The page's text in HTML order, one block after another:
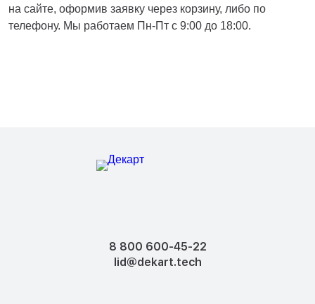
на сайте, оформив заявку через корзину, либо по
телефону. Мы работаем Пн-Пт с 9:00 до 18:00.
8 800 600-45-22
lid@dekart.tech